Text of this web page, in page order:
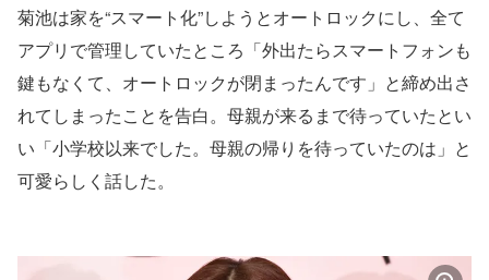
菊池は家を“スマート化”しようとオートロックにし、全て
アプリで管理していたところ「外出たらスマートフォンも
鍵もなくて、オートロックが閉まったんです」と締め出さ
れてしまったことを告白。母親が来るまで待っていたとい
い「小学校以来でした。母親の帰りを待っていたのは」と
可愛らしく話した。